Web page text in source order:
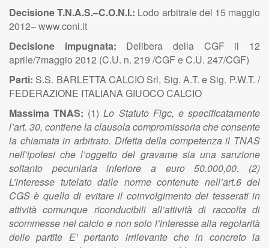
Decisione T.N.A.S.–C.O.N.I.: Lodo arbitrale del 15 maggio
2012– www.coni.it
Decisione impugnata: Delibera della CGF
il 12
aprile/7maggio 2012 (C.U. n. 219 /CGF e C.U. 247/CGF)
Parti: S.S. BARLETTA CALCIO Srl, Sig. A.T. e Sig. P.W.T. /
FEDERAZIONE ITALIANA GIUOCO CALCIO
Massima TNAS: (1)Lo Statuto Figc, e specificatamente
l’art. 30, contiene la clausola compromissoria che consente
la chiamata in arbitrato. Difetta della competenza il TNAS
nell’ipotesi che l’oggetto del gravame sia una sanzione
soltanto pecuniaria inferiore a euro 50.000,00. (2)
L’interesse tutelato dalle norme contenute nell’art.6 del
CGS è quello di evitare il coinvolgimento dei tesserati in
attività comunque riconducibili all’attività di raccolta di
scommesse nel calcio e non solo l’interesse alla regolarità
delle partite E’ pertanto irrilevante che in concreto la